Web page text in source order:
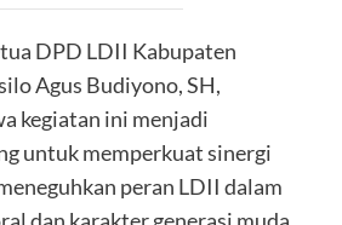
DPD LDII Kabupaten
Agus Budiyono, SH,
kegiatan ini menjadi
untuk memperkuat sinergi
peran LDII dalam
dan karakter generasi muda.